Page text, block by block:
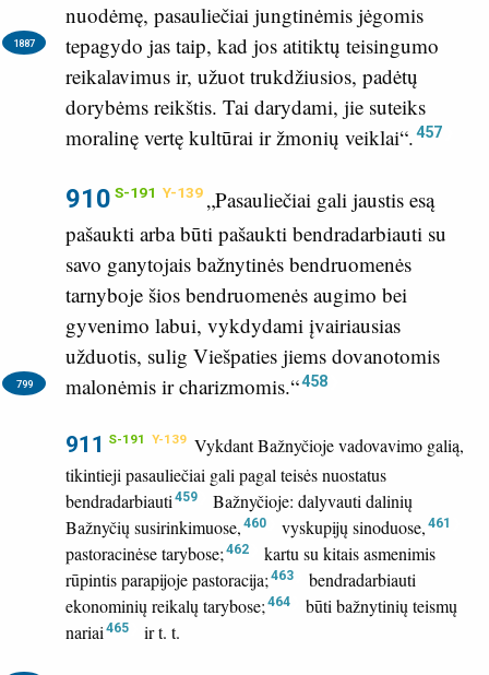
nuodėmę, pasauliečiai jungtinėmis jėgomis
tepagydo jas taip,
1887
kad jos atitiktų teisingumo
reikalavimus ir, užuot trukdžiusios, padėtų
dorybėms reikštis. Tai darydami, jie suteiks
moralinę vertę kultūrai ir žmonių veiklai“.457
910 S-191 Y-139 „Pasauliečiai gali jaustis esą
pašaukti arba būti pašaukti bendradarbiauti su
savo ganytojais bažnytinės bendruomenės
tarnyboje šios bendruomenės augimo bei
gyvenimo labui, vykdydami įvairiausias
užduotis, sulig Viešpaties jiems dovanotomis
malonėmis ir charizmomis.“458
799
911 S-191 Y-139 Vykdant Bažnyčioje vadovavimo galią,
tikintieji pasauliečiai gali pagal teisės nuostatus
bendradarbiauti 459
Bažnyčioje: dalyvauti dalinių
Bažnyčių susirinkimuose, 460 vyskupijų sinoduose, 461
pastoracinėse tarybose; 462
kartu su kitais asmenimis
rūpintis parapijoje pastoracija; 463
bendradarbiauti
ekonominių reikalų tarybose; 464
būti bažnytinių teismų
nariai 465 ir t. t.